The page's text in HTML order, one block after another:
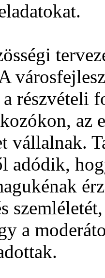
részvételi
az
vállalnak.
adódik,
a